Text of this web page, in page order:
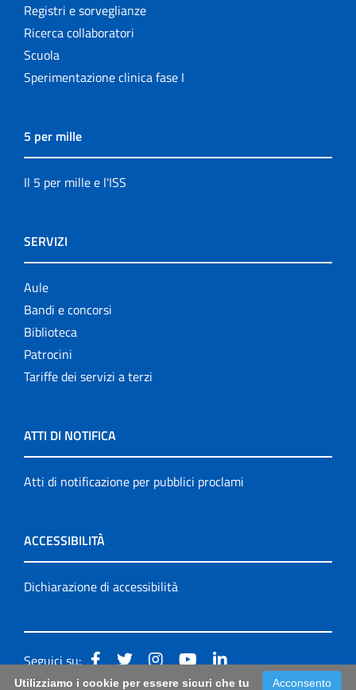
Registri e sorveglianze
Ricerca collaboratori
Scuola
Sperimentazione clinica fase I
5 per mille
Il 5 per mille e l'ISS
SERVIZI
Aule
Bandi e concorsi
Biblioteca
Patrocini
Tariffe dei servizi a terzi
ATTI DI NOTIFICA
Atti di notificazione per pubblici proclami
ACCESSIBILITÀ
Dichiarazione di accessibilità
Seguici su:
Acconsento
Utilizziamo i cookie per essere sicuri che tu